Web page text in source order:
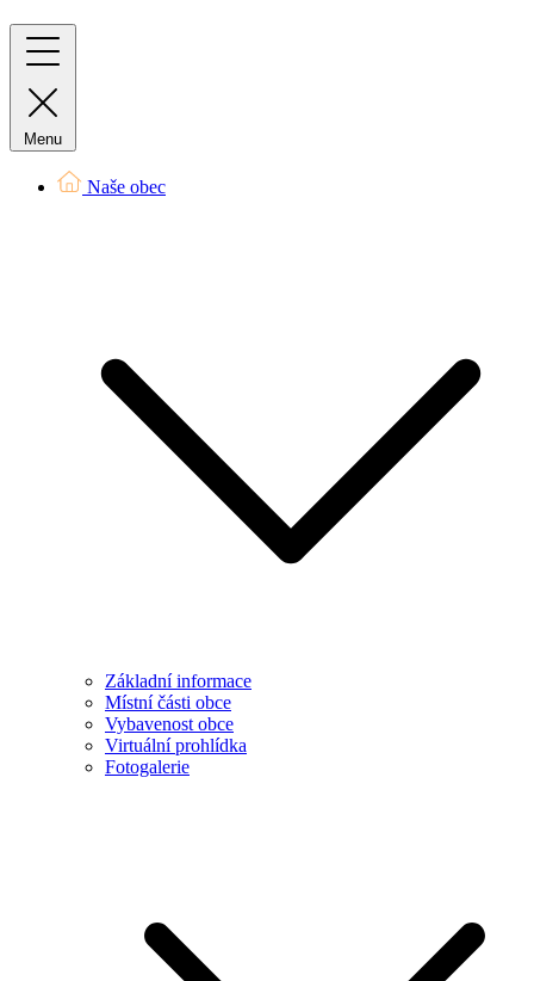
Menu
Naše obec
Základní informace
Místní části obce
Vybavenost obce
Virtuální prohlídka
Fotogalerie